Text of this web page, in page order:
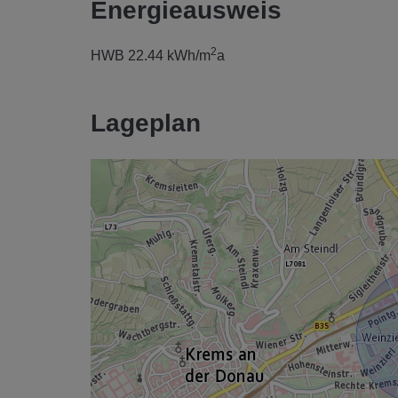
Energieausweis
HWB 22.44 kWh/m2a
Lageplan